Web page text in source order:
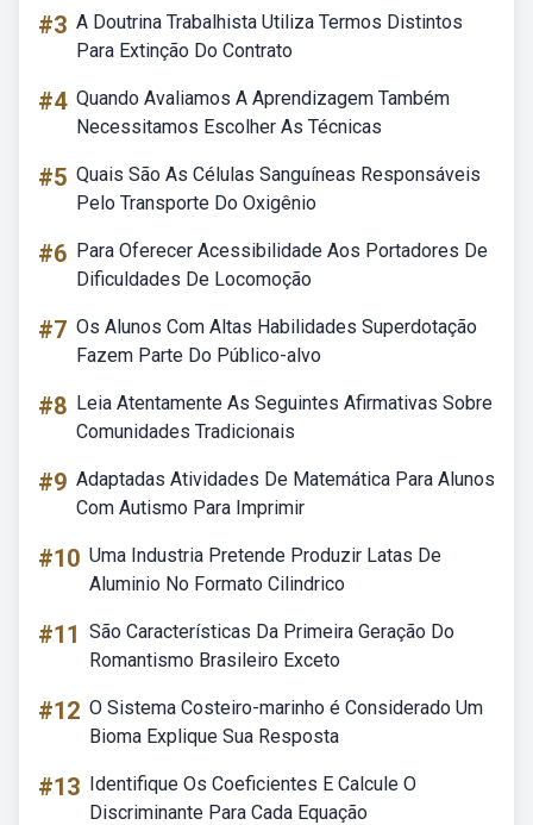
#3 A Doutrina Trabalhista Utiliza Termos Distintos
Para Extinção Do Contrato
#4 Quando Avaliamos A Aprendizagem Também
Necessitamos Escolher As Técnicas
#5 Quais São As Células Sanguíneas Responsáveis
Pelo Transporte Do Oxigênio
#6 Para Oferecer Acessibilidade Aos Portadores De
Dificuldades De Locomoção
#7 Os Alunos Com Altas Habilidades Superdotação
Fazem Parte Do Público-alvo
#8 Leia Atentamente As Seguintes Afirmativas Sobre
Comunidades Tradicionais
#9 Adaptadas Atividades De Matemática Para Alunos
Com Autismo Para Imprimir
#10 Uma Industria Pretende Produzir Latas De
Aluminio No Formato Cilindrico
#11 São Características Da Primeira Geração Do
Romantismo Brasileiro Exceto
#12 O Sistema Costeiro-marinho é Considerado Um
Bioma Explique Sua Resposta
#13 Identifique Os Coeficientes E Calcule O
Discriminante Para Cada Equação